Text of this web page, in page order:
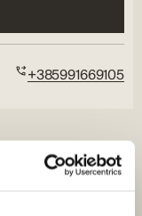
+385991669105